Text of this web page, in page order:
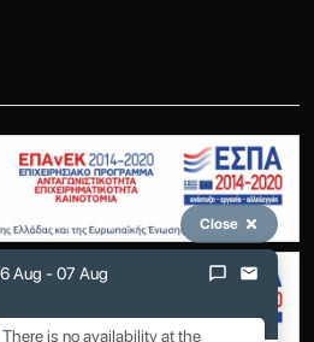
Close
Aug - 07 Aug
There is no availability at the